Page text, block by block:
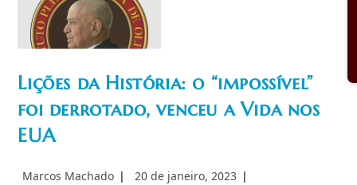
Imagem não
encontrada
Lições da História: o “impossível”
foi derrotado, venceu a Vida nos
EUA
Autor
Marcos Machado
Post
20 de janeiro, 2023